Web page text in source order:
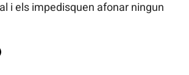
i els impedisquen afonar ningun